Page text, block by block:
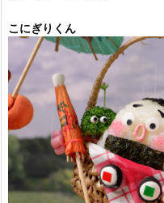
こにぎりくん